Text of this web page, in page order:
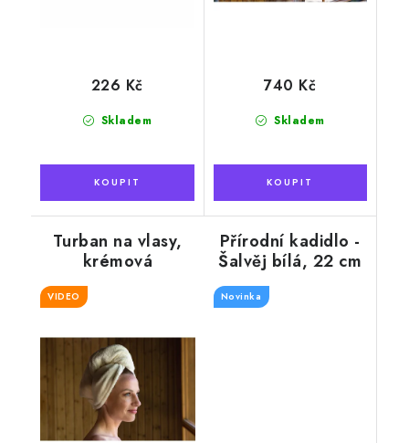
Skladem
226 Kč
Skladem
740 Kč
Turban na vlasy,
krémová
VIDEO
Přírodní kadidlo -
Šalvěj bílá, 22 cm
Novinka